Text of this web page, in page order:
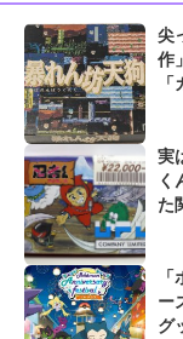
尖
作
実
く
た
ー
グ